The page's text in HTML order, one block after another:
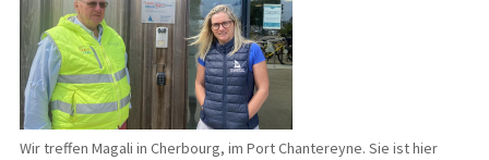
Wir treffen Magali in Cherbourg, im Port Chantereyne. Sie ist hier